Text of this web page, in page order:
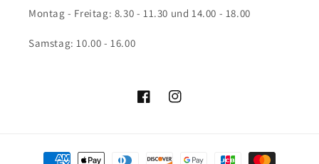
Montag - Freitag: 8.30 - 11.30 und 14.00 - 18.00
Samstag: 10.00 - 16.00
FacebookInstagram
Zahlungsmethoden